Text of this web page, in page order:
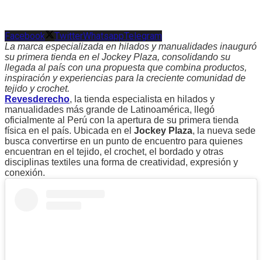
Facebook TwitterWhatsappTelegram
La marca especializada en hilados y manualidades inauguró
su primera tienda en el Jockey Plaza, consolidando su
llegada al país con una propuesta que combina productos,
inspiración y experiencias para la creciente comunidad de
tejido y crochet.
Revesderecho, la tienda especialista en hilados y
manualidades más grande de Latinoamérica, llegó
oficialmente al Perú con la apertura de su primera tienda
física en el país. Ubicada en el Jockey Plaza, la nueva sede
busca convertirse en un punto de encuentro para quienes
encuentran en el tejido, el crochet, el bordado y otras
disciplinas textiles una forma de creatividad, expresión y
conexión.